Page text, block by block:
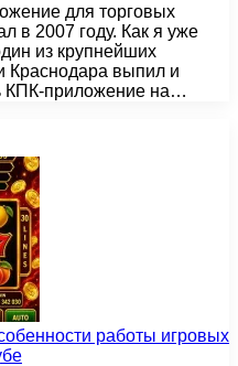
для торговых
в 2007 году. Как я уже
из крупнейших
Краснодара выпил и
КПК-приложение на…
работы игровых